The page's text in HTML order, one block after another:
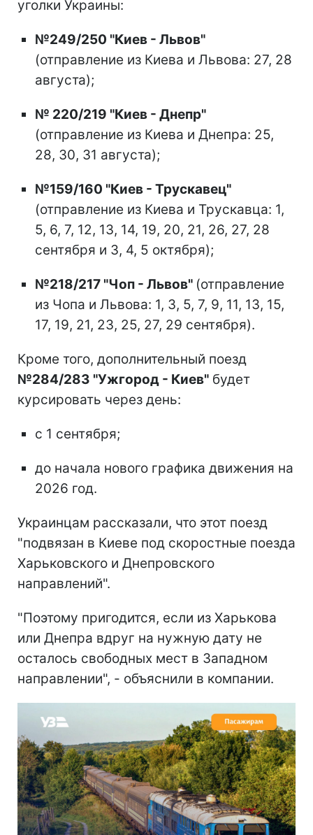
уголки Украины:
№249/250 "Киев - Львов"
(отправление из Киева и Львова: 27, 28
августа);
№ 220/219 "Киев - Днепр"
(отправление из Киева и Днепра: 25,
28, 30, 31 августа);
№159/160 "Киев - Трускавец"
(отправление из Киева и Трускавца: 1,
5, 6, 7, 12, 13, 14, 19, 20, 21, 26, 27, 28
сентября и 3, 4, 5 октября);
№218/217 "Чоп - Львов" (отправление
из Чопа и Львова: 1, 3, 5, 7, 9, 11, 13, 15,
17, 19, 21, 23, 25, 27, 29 сентября).
Кроме того, дополнительный поезд
№284/283 "Ужгород - Киев" будет
курсировать через день:
с 1 сентября;
до начала нового графика движения на
2026 год.
Украинцам рассказали, что этот поезд
"подвязан в Киеве под скоростные поезда
Харьковского и Днепровского
направлений".
"Поэтому пригодится, если из Харькова
или Днепра вдруг на нужную дату не
осталось свободных мест в Западном
направлении", - объяснили в компании.